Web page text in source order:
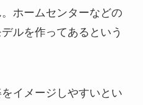
ホームセンターなどの
ルを作ってあるという
イメージしやすいとい